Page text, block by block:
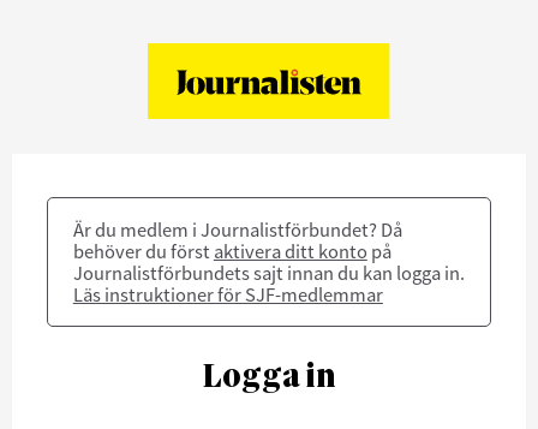
Är du medlem i Journalistförbundet? Då
behöver du först aktivera ditt konto på
Journalistförbundets sajt innan du kan logga in.
Läs instruktioner för SJF-medlemmar
Logga in